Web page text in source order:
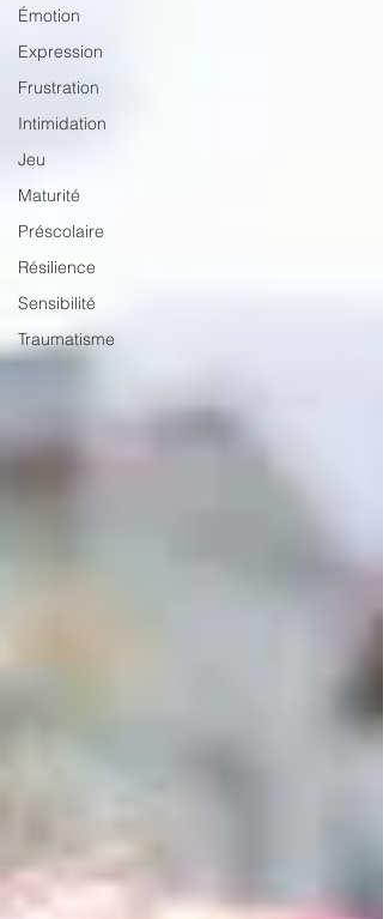
Émotion
Expression
Frustration
Intimidation
Jeu
Maturité
Préscolaire
Résilience
Sensibilité
Traumatisme